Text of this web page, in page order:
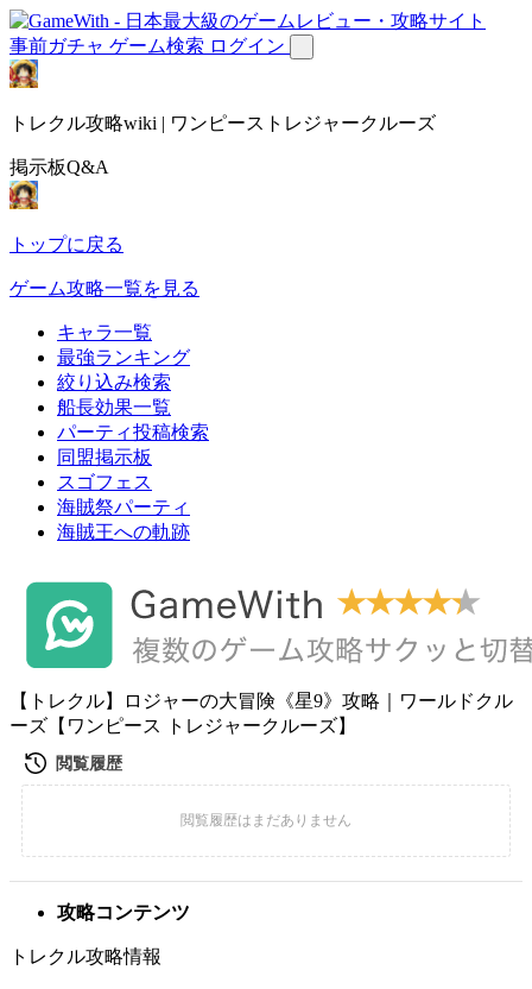
事前ガチャ ゲーム検索 ログイン
トレクル攻略wiki | ワンピーストレジャークルーズ
掲示板Q&A
トップに戻る
ゲーム攻略一覧を見る
キャラ一覧
最強ランキング
絞り込み検索
船長効果一覧
パーティ投稿検索
同盟掲示板
スゴフェス
海賊祭パーティ
海賊王への軌跡
【トレクル】ロジャーの大冒険《星9》攻略｜ワールドクル
ーズ【ワンピース トレジャークルーズ】
攻略コンテンツ
トレクル攻略情報